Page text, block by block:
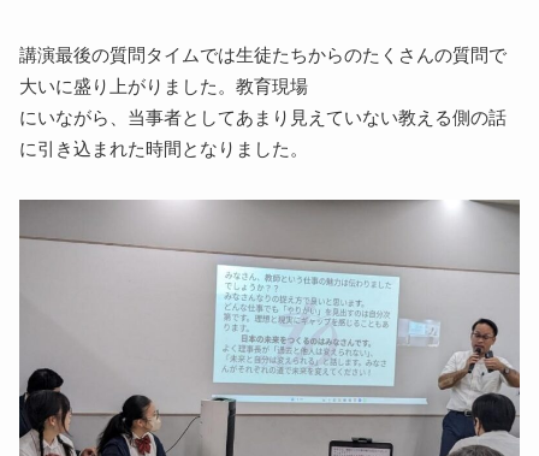
講演最後の質問タイムでは生徒たちからのたくさんの質問で
大いに盛り上がりました。教育現場
にいながら、当事者としてあまり見えていない教える側の話
に引き込まれた時間となりました。